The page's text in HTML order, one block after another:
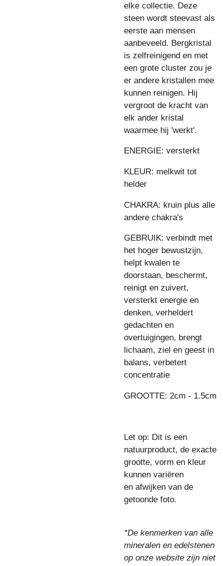
elke collectie. Deze
steen wordt steevast als
eerste aan mensen
aanbeveeld. Bergkristal
is zelfreinigend en met
een grote cluster zou je
er andere kristallen mee
kunnen reinigen. Hij
vergroot de kracht van
elk ander kristal
waarmee hij 'werkt'.
ENERGIE: versterkt
KLEUR: melkwit tot
helder
CHAKRA: kruin plus alle
andere chakra's
GEBRUIK: verbindt met
het hoger bewustzijn,
helpt kwalen te
doorstaan, beschermt,
reinigt en zuivert,
versterkt energie en
denken, verheldert
gedachten en
overtuigingen, brengt
lichaam, ziel en geest in
balans, verbetert
concentratie
GROOTTE: 2cm - 1.5cm
Let op: Dit is een
natuurproduct, de exacte
grootte, vorm en kleur
kunnen variëren
en afwijken van de
getoonde foto.
*De kenmerken van alle
mineralen en edelstenen
op onze website zijn niet